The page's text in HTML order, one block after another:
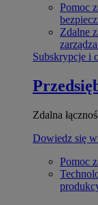
Pomoc
Zdalne
Subskrypcje i
Zdalna
Dowiedz się
Pomoc